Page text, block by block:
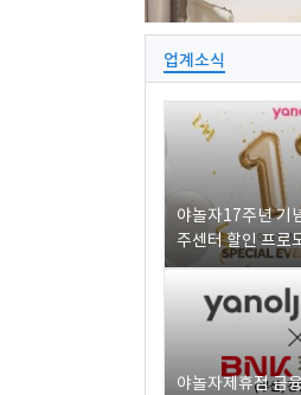
업계소식
야놀자17주년 기
주센터 할인 프로
야놀자제휴점 금